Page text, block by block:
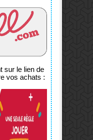
sur le lien de
vos achats :